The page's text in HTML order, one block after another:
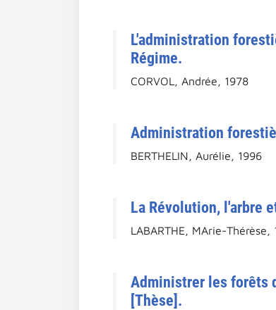
L'administration
Régime.
CORVOL, Andrée, 1978
Administration
BERTHELIN, Aurélie, 1996
La Révolution, l'arbre
LABARTHE, MArie-Thérèse,
Administrer les forêts
[Thèse].